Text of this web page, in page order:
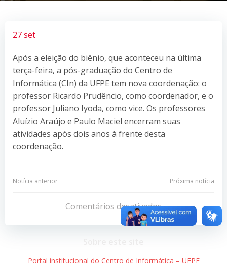
27 set
Após a eleição do biênio, que aconteceu na última
terça-feira, a pós-graduação do Centro de
Informática (CIn) da UFPE tem nova coordenação: o
professor Ricardo Prudêncio, como coordenador, e o
professor Juliano Iyoda, como vice. Os professores
Aluízio Araújo e Paulo Maciel encerram suas
atividades após dois anos à frente desta
coordenação.
Navegação
Post
Notícia anterior
Navegação
de
Post
Próxima notícia
Comentários desativados
Portal institucional do Centro de Informática – UFPE